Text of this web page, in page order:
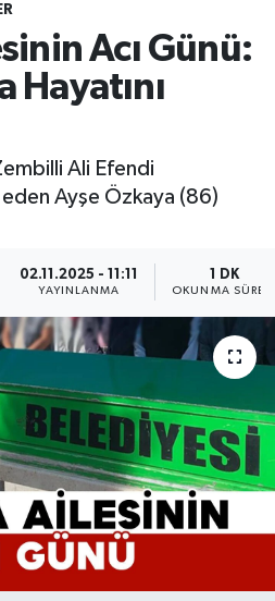
Acı Günü:
Hayatını
Ali Efendi
Ayşe Özkaya (86)
02.11.2025 - 11:11
YAYINLANMA
1 DK
OKUNMA